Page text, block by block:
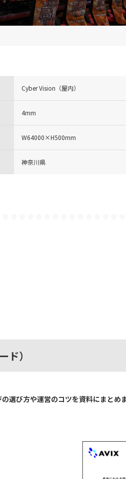
Cyber Vision（屋内）
4mm
W64000×H500mm
神奈川県
ド）
選び方や運営のコツを資料にまとめ